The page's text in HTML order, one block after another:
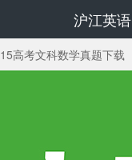
沪江英语
高考文科数学真题下载